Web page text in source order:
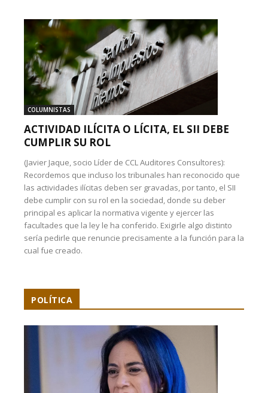
COLUMNISTAS
ACTIVIDAD ILÍCITA O LÍCITA, EL SII DEBE
CUMPLIR SU ROL
(Javier Jaque, socio Líder de CCL Auditores Consultores):
Recordemos que incluso los tribunales han reconocido que
las actividades ilícitas deben ser gravadas, por tanto, el SII
debe cumplir con su rol en la sociedad, donde su deber
principal es aplicar la normativa vigente y ejercer las
facultades que la ley le ha conferido. Exigirle algo distinto
sería pedirle que renuncie precisamente a la función para la
cual fue creado.
POLÍTICA